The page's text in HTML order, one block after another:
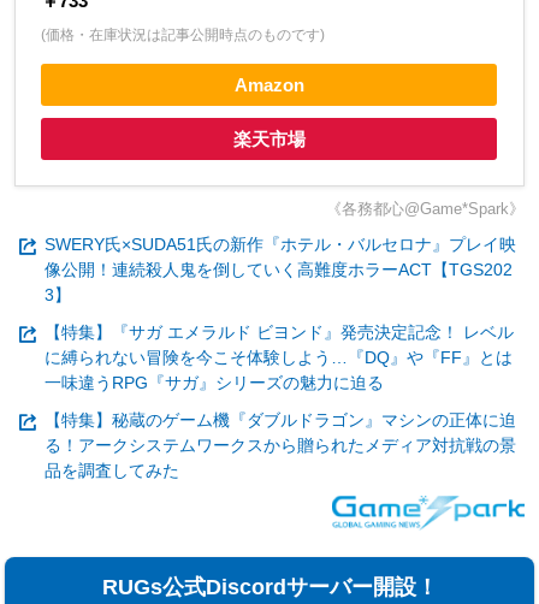
(価格・在庫状況は記事公開時点のものです)
Amazon
楽天市場
《各務都心@Game*Spark》
SWERY氏×SUDA51氏の新作『ホテル・バルセロナ』プレイ映
像公開！連続殺人鬼を倒していく高難度ホラーACT【TGS202
3】
【特集】『サガ エメラルド ビヨンド』発売決定記念！ レベル
に縛られない冒険を今こそ体験しよう…『DQ』や『FF』とは
一味違うRPG『サガ』シリーズの魅力に迫る
【特集】秘蔵のゲーム機『ダブルドラゴン』マシンの正体に迫
る！アークシステムワークスから贈られたメディア対抗戦の景
品を調査してみた
RUGs公式Discordサーバー開設！